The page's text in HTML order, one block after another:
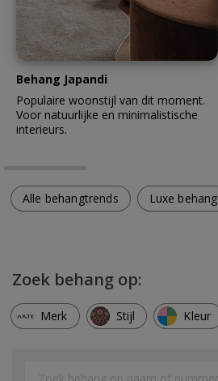
Behang Japandi
Populaire woonstijl van dit moment.
Voor natuurlijke en minimalistische
interieurs.
Alle behangtrends Luxe behang
Zoek behang op:
Merk Stijl Kleur